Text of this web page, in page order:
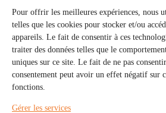
Pour offrir les meilleures expériences, nous
telles que les cookies pour stocker et/ou
appareils. Le fait de consentir à ces
traiter des données telles que le
uniques sur ce site. Le fait de ne pas
consentement peut avoir un effet négatif sur
fonctions.
Gérer les services